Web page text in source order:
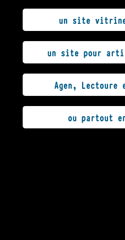
un site
un site pour
Agen, Lectoure
ou partout